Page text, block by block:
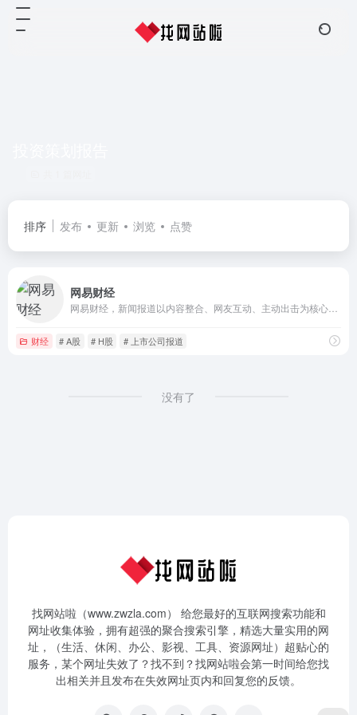
排序 发布 更新 浏览 点赞
网易财经
财经 # A股 # H股 # 上市公司报道
没有了
找网站啦（www.zwzla.com） 给您最好的互联网搜索功能和
网址收集体验，拥有超强的聚合搜索引擎，精选大量实用的网
址，（生活、休闲、办公、影视、工具、资源网址）超贴心的
服务，某个网址失效了？找不到？找网站啦会第一时间给您找
出相关并且发布在失效网址页内和回复您的反馈。